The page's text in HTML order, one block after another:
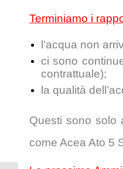
Terminiamo i
l’acqua non
ci sono
contrattuale);
la qualità
Questi sono solo
come Acea Ato 5